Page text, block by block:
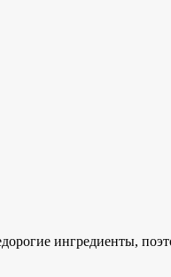
ингредиенты,